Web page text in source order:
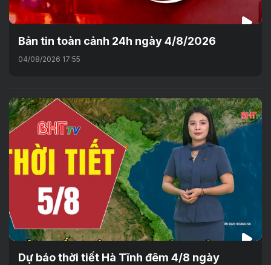
Bản tin toàn cảnh 24h ngày 4/8/2026
04/08/2026 17:55
Dự báo thời tiết Hà Tĩnh đêm 4/8 ngày